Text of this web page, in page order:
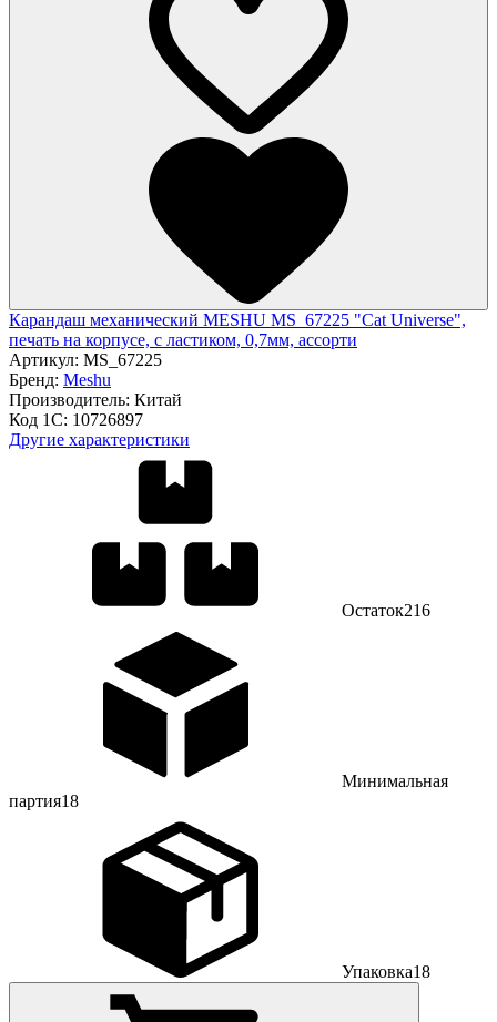
Карандаш механический MESHU MS_67225 "Cat Universe",
печать на корпусе, с ластиком, 0,7мм, ассорти
Артикул: MS_67225
Бренд: Meshu
Производитель: Китай
Код 1С: 10726897
Другие характеристики
Остаток216
Минимальная
партия18
Упаковка18